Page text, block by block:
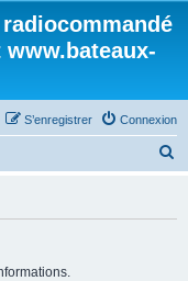
Connexion
S’enregistrer